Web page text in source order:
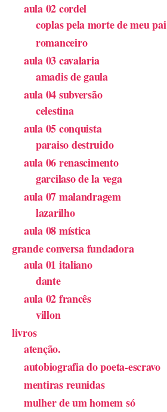
aula 02 cordel
coplas pela morte de meu pai
romanceiro
aula 03 cavalaria
amadis de gaula
aula 04 subversão
celestina
aula 05 conquista
paraiso destruido
aula 06 renascimento
garcilaso de la vega
aula 07 malandragem
lazarilho
aula 08 mística
grande conversa fundadora
aula 01 italiano
dante
aula 02 francês
villon
livros
atenção.
autobiografia do poeta-escravo
mentiras reunidas
mulher de um homem só